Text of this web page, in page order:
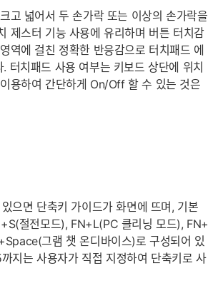
고 넓어서 두 손가락 또는 이상의 손가락을
제스터 기능 사용에 유리하며 버튼 터치감
역에 걸친 정확한 반응감으로 터치패드 에
터치패드 사용 여부는 키보드 상단에 위치
용하여 간단하게 On/Off 할 수 있는 것은
으면 단축키 가이드가 화면에 뜨며, 기본
절전모드), FN+L(PC 클리닝 모드), FN+
그램 챗 온디바이스)로 구성되어 있
지는 사용자가 직접 지정하여 단축키로 사